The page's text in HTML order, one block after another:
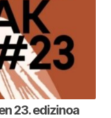
23. edizinoa